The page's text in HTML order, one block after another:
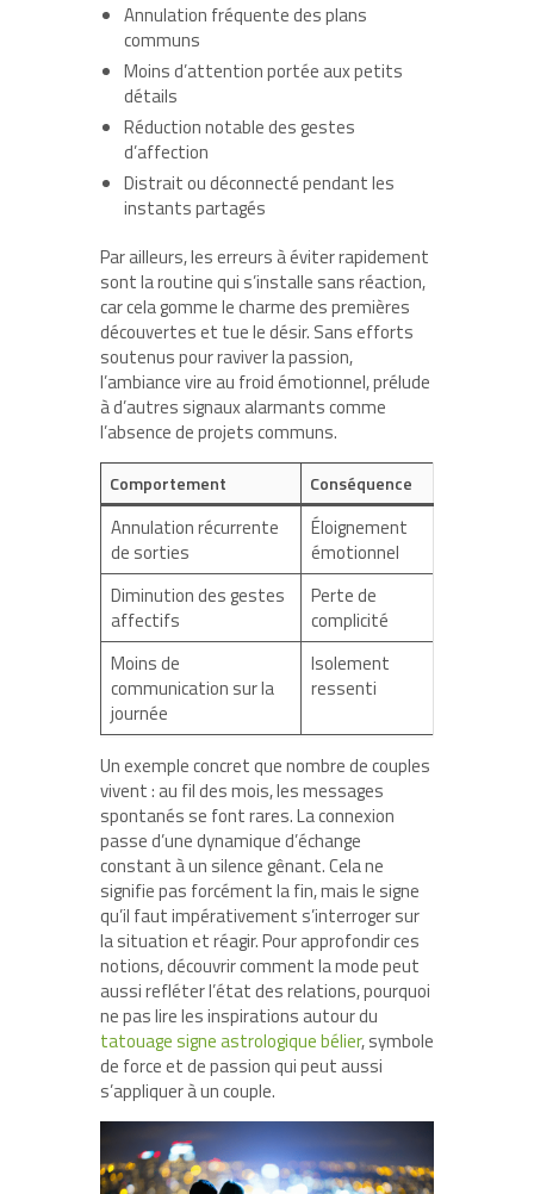
Annulation fréquente des plans
communs
Moins d’attention portée aux petits
détails
Réduction notable des gestes
d’affection
Distrait ou déconnecté pendant les
instants partagés
Par ailleurs, les erreurs à éviter rapidement
sont la routine qui s’installe sans réaction,
car cela gomme le charme des premières
découvertes et tue le désir. Sans efforts
soutenus pour raviver la passion,
l’ambiance vire au froid émotionnel, prélude
à d’autres signaux alarmants comme
l’absence de projets communs.
Comportement Conséquence
Annulation récurrente
de sorties
Éloignement
émotionnel
Diminution des gestes
affectifs
Perte de
complicité
Moins de
communication sur la
journée
Isolement
ressenti
Un exemple concret que nombre de couples
vivent : au fil des mois, les messages
spontanés se font rares. La connexion
passe d’une dynamique d’échange
constant à un silence gênant. Cela ne
signifie pas forcément la fin, mais le signe
qu’il faut impérativement s’interroger sur
la situation et réagir. Pour approfondir ces
notions, découvrir comment la mode peut
aussi refléter l’état des relations, pourquoi
ne pas lire les inspirations autour du
tatouage signe astrologique bélier, symbole
de force et de passion qui peut aussi
s’appliquer à un couple.